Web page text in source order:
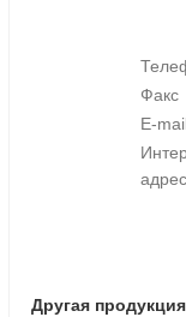
Факс
E-
адрес
Другая